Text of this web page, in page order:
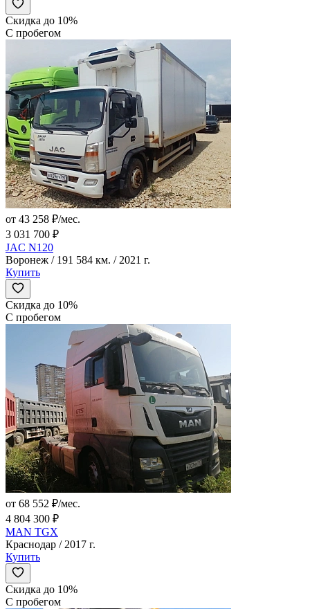
Скидка до 10%
С пробегом
от 43 258 ₽/мес.
3 031 700 ₽
JAC N120
Воронеж / 191 584 км. / 2021 г.
Купить
Скидка до 10%
С пробегом
от 68 552 ₽/мес.
4 804 300 ₽
MAN TGX
Краснодар / 2017 г.
Купить
Скидка до 10%
С пробегом